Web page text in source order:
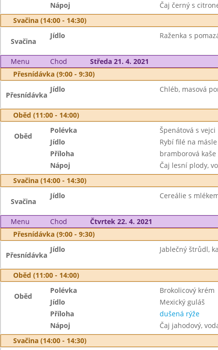
Nápoj
Čaj černý s
Svačina (14:00 - 14:30)
Svačina
Jídlo Raženka s
Menu Chod
Středa 21. 4. 2021
Přesnídávka (9:00 - 9:30)
Přesnídávka
Jídlo Chléb, masová
Oběd (11:00 - 14:00)
Oběd
Polévka
Špenátová s vejci
Jídlo
Rybí filé na
Příloha
bramborová kaše
Nápoj
Čaj lesní plody,
Svačina (14:00 - 14:30)
Svačina
Jídlo Cereálie s
Menu Chod
Čtvrtek 22. 4. 2021
Přesnídávka (9:00 - 9:30)
Přesnídávka
Jídlo Jablečný štrůdl,
Oběd (11:00 - 14:00)
Oběd
Polévka
Brokolicový krém
Jídlo
Mexický guláš
Příloha
dušená rýže
Nápoj
Čaj jahodový,
Svačina (14:00 - 14:30)